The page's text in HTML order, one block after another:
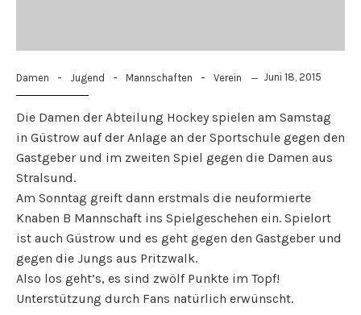
Damen - Jugend - Mannschaften - Verein Juni 18, 2015
Die Damen der Abteilung Hockey spielen am Samstag
in Güstrow auf der Anlage an der Sportschule gegen den
Gastgeber und im zweiten Spiel gegen die Damen aus
Stralsund.
Am Sonntag greift dann erstmals die neuformierte
Knaben B Mannschaft ins Spielgeschehen ein. Spielort
ist auch Güstrow und es geht gegen den Gastgeber und
gegen die Jungs aus Pritzwalk.
Also los geht’s, es sind zwölf Punkte im Topf!
Unterstützung durch Fans natürlich erwünscht.